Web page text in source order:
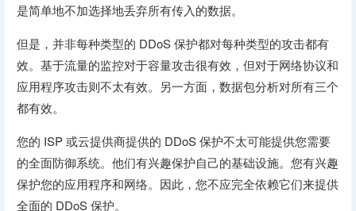
是简单地不加选择地丢弃所有传入的数据。
但是，并非每种类型的 DDoS 保护都对每种类型的攻击都有
效。基于流量的监控对于容量攻击很有效，但对于网络协议和
应用程序攻击则不太有效。另一方面，数据包分析对所有三个
都有效。
您的 ISP 或云提供商提供的 DDoS 保护不太可能提供您需要
的全面防御系统。他们有兴趣保护自己的基础设施。您有兴趣
保护您的应用程序和网络。因此，您不应完全依赖它们来提供
全面的 DDoS 保护。